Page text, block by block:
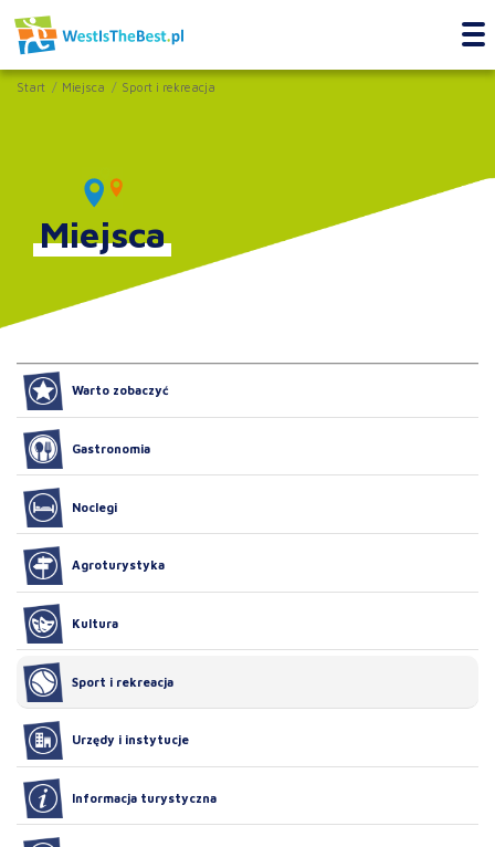
Start Miejsca Sport i rekreacja
Miejsca
Warto zobaczyć
Gastronomia
Noclegi
Agroturystyka
Kultura
Sport i rekreacja
Urzędy i instytucje
Informacja turystyczna